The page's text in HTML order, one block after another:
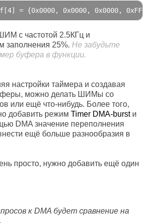
[4] = {0x0000, 0x0000, 0x0000, 0xFFFF
с частотой 2.5КГц и
заполнения 25%. Не забудьте
буфера в функции.
настройки таймера и создавая
можно делать ШИМы со
или ещё что-нибудь. Более того,
добавить режим Timer DMA-burstи
DMA значение переполнения
ещё больше разнообразия в
просто, нужно добавить ещё один
к DMA будет сравнение на